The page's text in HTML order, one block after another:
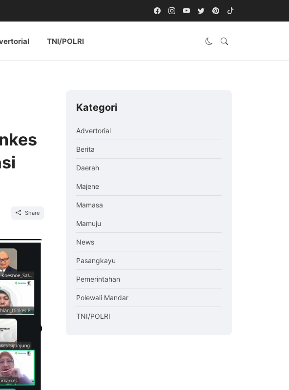
TNI/POLRI
Share
Kategori
Advertorial
Berita
Daerah
Majene
Mamasa
Mamuju
News
Pasangkayu
Pemerintahan
Polewali Mandar
TNI/POLRI